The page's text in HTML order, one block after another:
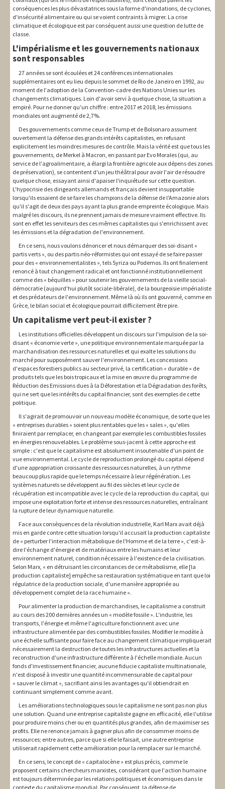
conséquences les plus dévastatrices sous la forme d'inondations, de cyclones,
d'insécurité alimentaire ou qui se voient contraints à migrer. La crise
climatique et écologique est par conséquent aussi une question de lutte de
classe.
L'impérialisme et les gouvernements nationaux
sont responsables
27 années se sont écoulées et 24 conférences internationales
supplémentaires ont eu lieu depuis le sommet de Rio de Janeiro en 1992, au
moment de l'adoption de la Convention-cadre des Nations Unies sur les
changements climatiques. Loin d'avoir servi à quelque chose, la situation a
empiré. Pour ne donner qu'un chiffre : entre 2017 et 2018, les émissions
mondiales ont augmenté de 2,7%.
Des gouvernements comme ceux de Trump et de Bolsonaro assument
ouvertement la défense des grands intérêts capitalistes, en refusant
explicitement les moindres mesures de contrôle. Mais la vérité est que tous les
gouvernements, de Merkel à Macron, en passant par Evo Morales (qui, au
service de l'agroalimentaire, a élargi la frontière agricole aux dépens des zones
de préservation), se contentent d'un jeu théâtral pour avoir l'air de résoudre
quelque chose, essayant ainsi d'apaiser l'inquiétude sur cette question.
L'hypocrisie des dirigeants allemands et français devient insupportable
lorsqu'ils essaient de se faire les champions de la défense de l'Amazonie alors
qu'il s'agit de deux des pays ayant la plus grande empreinte écologique. Mais
malgré les discours, ils ne prennent jamais de mesure vraiment effective. Ils
sont en effet les serviteurs des ces mêmes capitalistes qui s'enrichissent avec
les émissions et la dégradation de l'environnement.
En ce sens, nous voulons dénoncer et nous démarquer des soi-disant «
partis verts », ou des partis néo-réformistes qui ont essayé de se faire passer
pour des « environnementalistes », tels Syriza ou Podemos. Ils ont finalement
renoncé à tout changement radical et ont fonctionné institutionnellement
comme des « béquilles » pour soutenir les gouvernements de la vieille social-
démocratie (aujourd'hui plutôt sociale-libérale), de la bourgeoisie impérialiste
et des prédateurs de l'environnement. Même là où ils ont gouverné, comme en
Grèce, le bilan social et écologique pourrait difficilement être pire.
Un capitalisme vert peut-il exister ?
Les institutions officielles développent un discours sur l'impulsion de la soi-
disant « économie verte », une politique environnementale marquée par la
marchandisation des ressources naturelles et qui exalte les solutions du
marché pour supposément sauver l'environnement. Les concessions
d'espaces forestiers publics au secteur privé, la certification « durable » de
produits tels que les bois tropicaux et la mise en œuvre du programme de
Réduction des Emissions dues à la Déforestation et la Dégradation des forêts,
qui ne sert que les intérêts du capital financier, sont des exemples de cette
politique.
Il s'agirait de promouvoir un nouveau modèle économique, de sorte que les
« entreprises durables » soient plus rentables que les « sales », qu'elles
finiraient par remplacer, en changeant par exemple les combustibles fossiles
en énergies renouvelables. Le problème sous-jacent à cette approche est
simple : c'est que le capitalisme est absolument insoutenable d'un point de
vue environnemental. Le cycle de reproduction prolongé du capital dépend
d'une appropriation croissante des ressources naturelles, à un rythme
beaucoup plus rapide que le temps nécessaire à leur régénération. Les
systèmes naturels se développent au fil des siècles et leur cycle de
récupération est incompatible avec le cycle de la reproduction du capital, qui
impose une exploitation forte et intense des ressources naturelles, entraînant
la rupture de leur dynamique naturelle.
Face aux conséquences de la révolution industrielle, Karl Marx avait déjà
mis en garde contre cette situation lorsqu'il accusait la production capitaliste
de « perturber l'interaction métabolique de l'Homme et de la terre », c'est-à-
dire l'échange d'énergie et de matériaux entre les humains et leur
environnement naturel, condition nécessaire à l'existence de la civilisation.
Selon Marx, « en détruisant les circonstances de ce métabolisme, elle [la
production capitaliste] empêche sa restauration systématique en tant que loi
régulatrice de la production sociale, d'une manière appropriée au
développement complet de la race humaine ».
Pour alimenter la production de marchandises, le capitalisme a construit
au cours des 200 dernières années un « modèle fossile ». L'industrie, les
transports, l'énergie et même l'agriculture fonctionnent avec une
infrastructure alimentée par des combustibles fossiles. Modifier le modèle à
une échelle suffisante pour faire face au changement climatique impliquerait
nécessairement la destruction de toutes les infrastructures actuelles et la
reconstruction d'une infrastructure différente à l'échelle mondiale. Aucun
fonds d'investissement financier, aucune fiducie capitaliste multinationale,
n'est disposé à investir une quantité incommensurable de capital pour
« sauver le climat », sacrifiant ainsi les avantages qu'il obtiendrait en
continuant simplement comme avant.
Les améliorations technologiques sous le capitalisme ne sont pas non plus
une solution. Quand une entreprise capitaliste gagne en efficacité, elle l'utilise
pour produire moins cher ou en quantités plus grandes, afin de maximiser ses
profits. Elle ne renonce jamais à gagner plus afin de consommer moins de
ressources; entre autres, parce que si elle le faisait, une autre entreprise
utiliserait rapidement cette amélioration pour la remplacer sur le marché.
En ce sens, le concept de « capitalocène » est plus précis, comme le
proposent certains chercheurs marxistes, considérant que l'action humaine
est toujours déterminée par les relations politiques et économiques dans le
contexte du capitalisme mondial. Par conséquent, la défense de